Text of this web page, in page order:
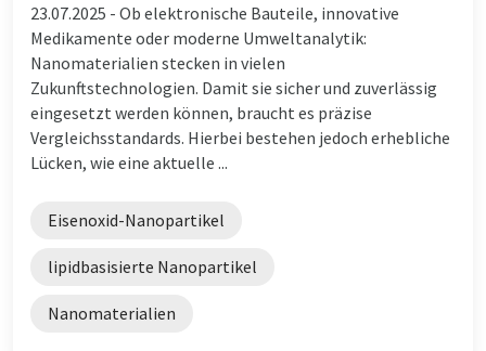
23.07.2025 - Ob elektronische Bauteile, innovative
Medikamente oder moderne Umweltanalytik:
Nanomaterialien stecken in vielen
Zukunftstechnologien. Damit sie sicher und zuverlässig
eingesetzt werden können, braucht es präzise
Vergleichsstandards. Hierbei bestehen jedoch erhebliche
Lücken, wie eine aktuelle ...
Eisenoxid-Nanopartikel
lipidbasisierte Nanopartikel
Nanomaterialien